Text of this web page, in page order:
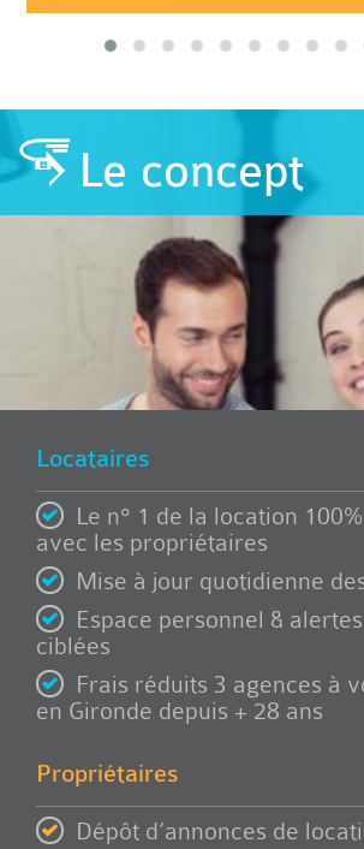
Le concept
Locataires
Le n° 1 de la location
avec les propriétaires
Mise à jour quotidienne
Espace personnel &
ciblées
Frais réduits 3 agences à
en Gironde depuis + 28 ans
Propriétaires
Dépôt d’annonces de